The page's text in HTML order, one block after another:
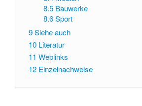
8.5 Bauwerke
8.6 Sport
9Siehe auch
10 Literatur
11 Weblinks
12 Einzelnachweise